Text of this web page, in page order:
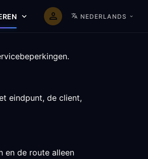
NEDERLANDS
eindpunt, de client,
en de route alleen